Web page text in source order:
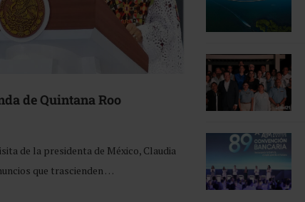
de Quintana Roo
de la presidenta de México, Claudia
que trascienden …